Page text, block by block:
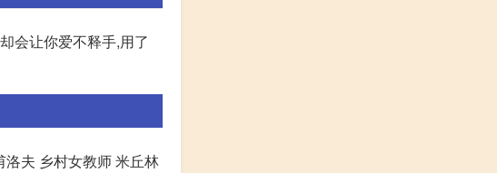
会让你爱不释手,用了
夫 乡村女教师 米丘林